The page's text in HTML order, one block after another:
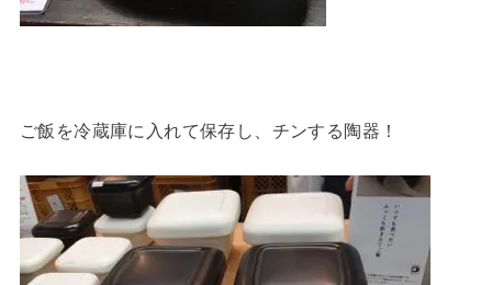
ご飯を冷蔵庫に入れて保存し、チンする陶器！